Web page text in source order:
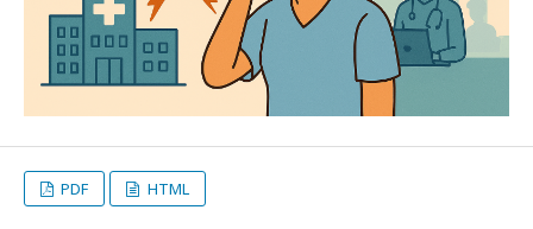
PDF HTML